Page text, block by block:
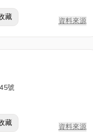
，備有單向
）三相
藏 資料來源
號
藏 資料來源